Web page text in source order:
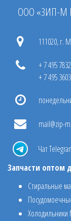
ООО «ЗИП-М
111020, г.
+ 7 495
+ 7 495
mail@zip-
Чат
Запчасти оптом
Стиральные